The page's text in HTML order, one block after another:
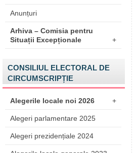
Anunțuri
Arhiva – Comisia pentru
Situații Excepționale
+
CONSILIUL ELECTORAL DE
CIRCUMSCRIPȚIE
Alegerile locale noi 2026 +
Alegeri parlamentare 2025
Alegeri prezidențiale 2024